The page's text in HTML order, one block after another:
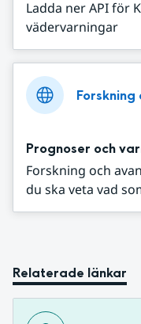
Ladda ner API för
vädervarningar
Prognoser och
Forskning och
du ska veta vad
Relaterade länkar